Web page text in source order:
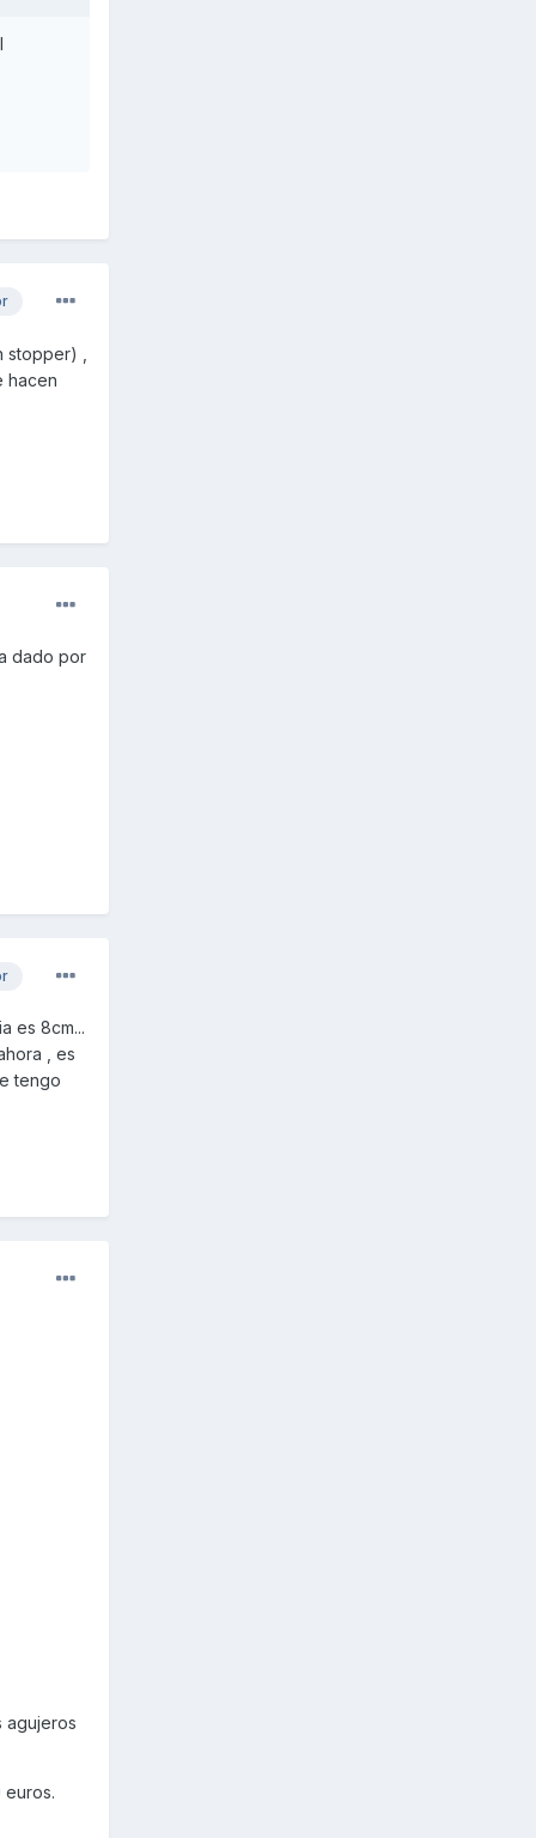
,
hacen
dado por
es 8cm...
, es
tengo
agujeros
euros.